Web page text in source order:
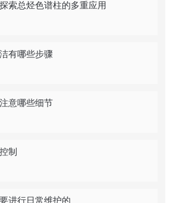
索总烃色谱柱的多重应用
有哪些步骤
意哪些细节
制
进行日常维护的